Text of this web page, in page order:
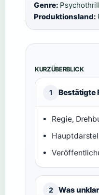
Genre:
Produktionsland:
KURZÜBERBLICK
1 Bestätigte
Regie,
2 Was